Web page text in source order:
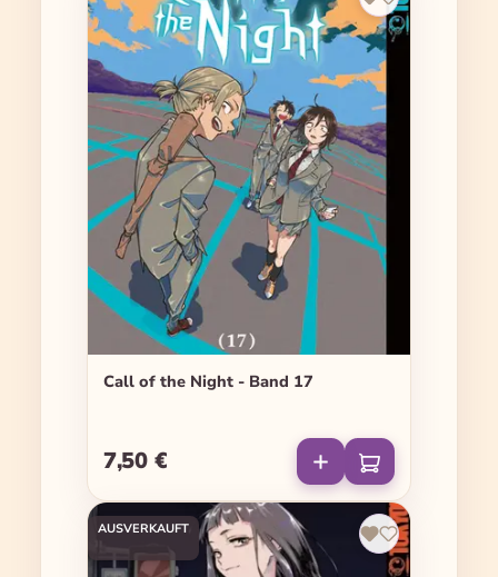
Call of the Night - Band 17
Regulärer Preis:
7,50 €
AUSVERKAUFT